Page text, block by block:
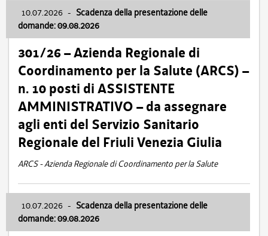
10.07.2026 - Scadenza della presentazione delle
domande: 09.08.2026
301/26 – Azienda Regionale di
Coordinamento per la Salute (ARCS) –
n. 10 posti di ASSISTENTE
AMMINISTRATIVO – da assegnare
agli enti del Servizio Sanitario
Regionale del Friuli Venezia Giulia
ARCS - Azienda Regionale di Coordinamento per la Salute
10.07.2026 - Scadenza della presentazione delle
domande: 09.08.2026